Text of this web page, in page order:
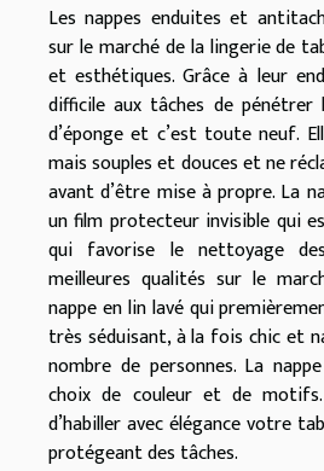
Les nappes enduites et
sur le marché de la lingerie de
et esthétiques. Grâce à leur
difficile aux tâches de
d’éponge et c’est toute neuf.
mais souples et douces et ne
avant d’être mise à propre. La
un film protecteur invisible qui
qui favorise le nettoyage
meilleures qualités sur le
nappe en lin lavé qui
très séduisant, à la fois chic et
nombre de personnes. La
choix de couleur et de
d’habiller avec élégance votre
protégeant des tâches.